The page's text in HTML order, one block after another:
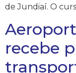
de Jundiaí. O
recebe